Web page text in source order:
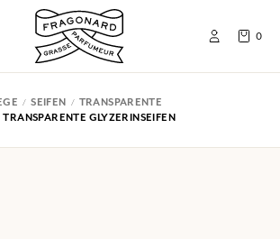
0
SEIFEN
TRANSPARENTE
TRANSPARENTE GLYZERINSEIFEN